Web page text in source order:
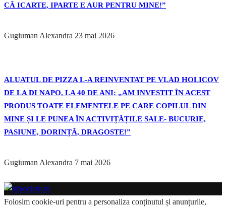
CĂ ICARTE, IPARTE E AUR PENTRU MINE!”
Gugiuman Alexandra 23 mai 2026
ALUATUL DE PIZZA L-A REINVENTAT PE VLAD HOLICOV
DE LA DI NAPO, LA 40 DE ANI: „AM INVESTIT ÎN ACEST
PRODUS TOATE ELEMENTELE PE CARE COPILUL DIN
MINE ȘI LE PUNEA ÎN ACTIVIȚĂȚILE SALE- BUCURIE,
PASIUNE, DORINȚĂ, DRAGOSTE!”
Gugiuman Alexandra 7 mai 2026
Folosim cookie-uri pentru a personaliza conținutul și anunțurile,